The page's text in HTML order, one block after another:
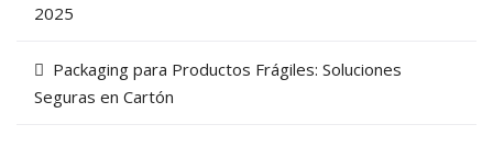
2025
Packaging para Productos Frágiles: Soluciones
Seguras en Cartón